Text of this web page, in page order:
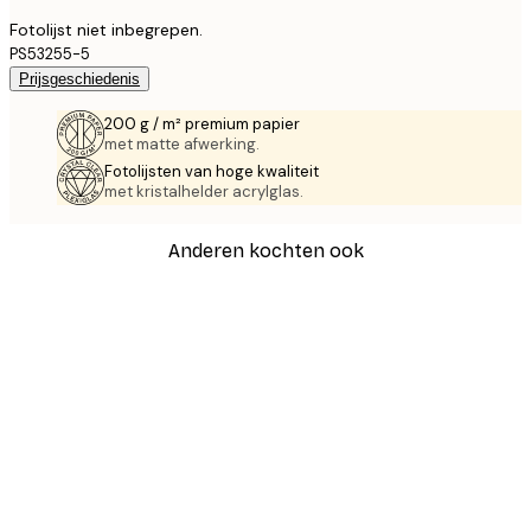
Fotolijst niet inbegrepen.
PS53255-5
Prijsgeschiedenis
200 g / m² premium papier
met matte afwerking.
Fotolijsten van hoge kwaliteit
met kristalhelder acrylglas.
Anderen kochten ook